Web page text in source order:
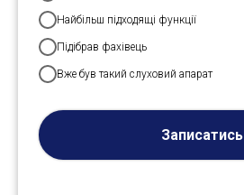
Найбільш підходящі функції
Підібрав фахівець
Вже був такий слуховий апарат
Записатись